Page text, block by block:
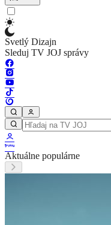
Svetlý Dizajn
Sleduj TV JOJ správy
Aktuálne populárne